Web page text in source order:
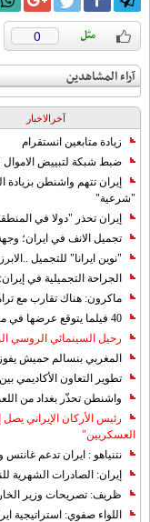
0
آراء المشاهدين
آخرالاخبار
زيادة متابعين انستقرام
ضبط شبكة لتبييض الاموال
إيران تتهم واشنطن بزيادة
"شرعية"
إيران تحذر "دولا في
تجميل الانف في ايران؛
"نوين ايرانا" للتجميل
الجراحة التجميلية في
ماكرون: هناك تقارب مع
40 فيلما يتوقع عرضها في مهرجان كان 2019
رحيل السينمائي الروسي
المغربي بنسالم حميش
تطوير التعاون الأكاديمي
واشنطن تحذّر بغداد من
رئيس الأركان الإيراني
العسكريين"
نتنياهو : ايران تدعم غانتس
إيران: الصادرات الشهریة للنفط
ظريف: تصريحات وزير
اللواء صفوي: استراتيجية